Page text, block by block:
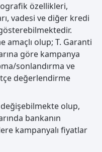
özellikleri,
vadesi ve diğer kredi
amaçlı olup; T. Garanti
göre kampanya
sonlandırma ve
değerlendirme
olup,
bankanın
kampanyalı fiyatlar